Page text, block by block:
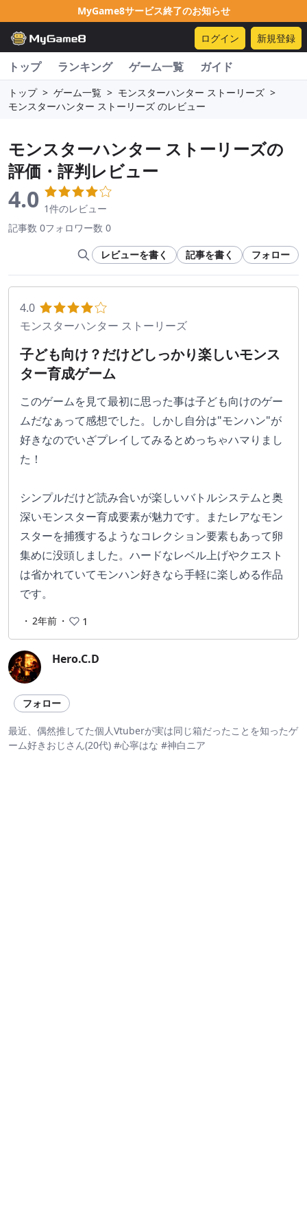
MyGame8サービス終了のお知らせ
ログイン 新規登録
トップ ランキング ゲーム一覧 ガイド
トップ > ゲーム一覧 > モンスターハンター ストーリーズ >
モンスターハンター ストーリーズ のレビュー
モンスターハンター ストーリーズの
評価・評判レビュー
4.0 1件のレビュー
記事数 0フォロワー数 0
レビューを書く 記事を書く フォロー
4.0
モンスターハンター ストーリーズ
子ども向け？だけどしっかり楽しいモンス
ター育成ゲーム
このゲームを見て最初に思った事は子ども向けのゲー
ムだなぁって感想でした。しかし自分は"モンハン"が
好きなのでいざプレイしてみるとめっちゃハマりまし
た！
シンプルだけど読み合いが楽しいバトルシステムと奥
深いモンスター育成要素が魅力です。またレアなモン
スターを捕獲するようなコレクション要素もあって卵
集めに没頭しました。ハードなレベル上げやクエスト
は省かれていてモンハン好きなら手軽に楽しめる作品
です。
・ 2年前 ・ 1
Hero.C.D
フォロー
最近、偶然推してた個人Vtuberが実は同じ箱だったことを知ったゲ
ーム好きおじさん(20代) #心寧はな #神白ニア